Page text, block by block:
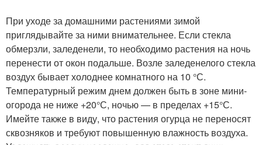
При уходе за домашними растениями зимой
приглядывайте за ними внимательнее. Если стекла
обмерзли, заледенели, то необходимо растения на ночь
перенести от окон подальше. Возле заледенелого стекла
воздух бывает холоднее комнатного на 10 °С.
Температурный режим днем должен быть в зоне мини-
огорода не ниже +20°С, ночью — в пределах +15°С.
Имейте также в виду, что растения огурца не переносят
сквозняков и требуют повышенную влажность воздуха.